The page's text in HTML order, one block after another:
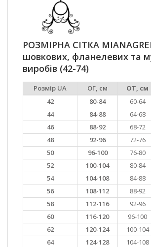
РОЗМІРНА СІТКА
шовкових, фланелевих та
виробів (42-74)
Розмір UA ОГ, см ОТ, см
42
80-84 60-64
44
84-88 64-68
46
88-92 68-72
48
92-96 72-76
50
96-100 76-80
52
100-104 80-84
54
104-108 84-88
56
108-112 88-92
58
112-116 92-96
60
116-120 96-100
62
120-124 100-104
64
124-128 104-108